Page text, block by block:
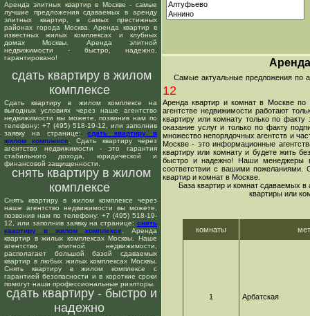
Аренда элитных квартир в Москве - самые
лучшие предложения сдаваемых в аренду
элитных квартир, в самых престижных
районах города Москва. Аренда квартир в
известных жилых комплексах и клубных
домах Москвы. Аренда элитной
недвижимости - быстро, надежно,
гарантировано!
сдать квартиру в жилом
комплексе
Сдать квартиру в жилом комплексе на
выгодных условиях через наше агентство
недвижимости вы можете, позвонив нам по
телефону: +7 (495) 518-19-12, или заполнив
заявку на странице:сдать квартиру в
жилом комплексе . Сдать квартиру через
агентство недвижимости - это гарантия
стабильного дохода, юридической и
финансовой защищенности.
снять квартиру в жилом
комплексе
Снять квартиру в жилом комплексе через
наше агентство недвижимости вы можете,
позвонив нам по телефону: +7 (495) 518-19-
12, или заполнив заявку на странице: снять
квартиру в жилом комплексе . Аренда
квартир в жилых комплексах Москвы. Наше
агентство элитной недвижимости,
располагает большой базой сдаваемых
квартир в любых жилых комплексах Москвы.
Снять квартиру в жилом комплексе с
гарантией безопасности и в короткие сроки
помогут наши профессиональные риэлторы.
сдать квартиру - быстро и
надежно
Самые актуальные предложения по
12
Аренда квартир и комнат в Москве
агентстве недвижимости работают
квартиру или комнату только по
оказание услуг и только по факту
множество непорядочных агентств и
Москве - это информационные
квартиру или комнату и будете жить
быстро и надежно! Наши менеджеры
соответствии с вашими пожеланиями.
квартир и комнат в Москве.
База квартир и комнат сдаваемых в
квартиры или
комнаты
1 Арбатская